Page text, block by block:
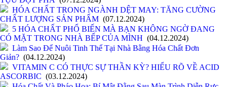
HÓA CHẤT TRONG NGÀNH DỆT MAY: TĂNG CƯỜNG
CHẤT LƯỢNG SẢN PHẨM (07.12.2024)
5 HÓA CHẤT PHỔ BIẾN MÀ BẠN KHÔNG NGỜ ĐANG
CÓ MẶT TRONG NHÀ BẾP CỦA MÌNH (04.12.2024)
Làm Sao Để Nuôi Tinh Thể Tại Nhà Bằng Hóa Chất Đơn
Giản? (04.12.2024)
VITAMIN C CÓ THỰC SỰ THẦN KỲ? HIỂU RÕ VỀ ACID
ASCORBIC (03.12.2024)